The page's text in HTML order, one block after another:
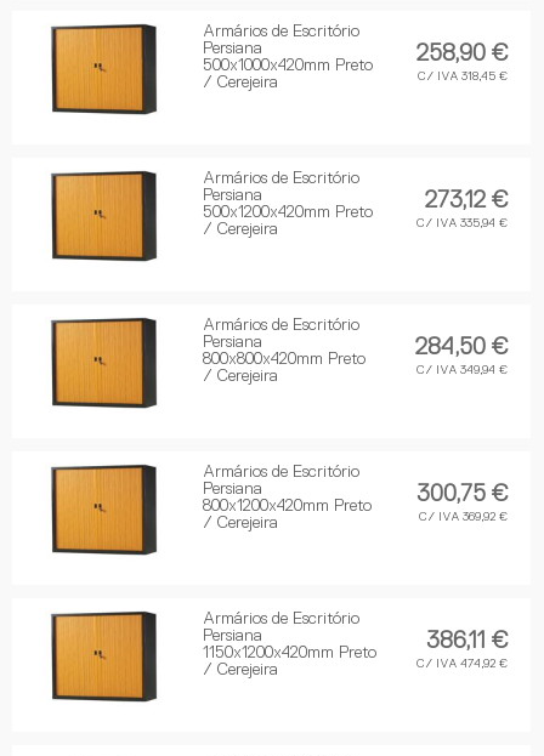
Armários de Escritório
Persiana
500x1000x420mm Preto
/ Cerejeira
258,90 €
C/ IVA 318,45 €
Armários de Escritório
Persiana
500x1200x420mm Preto
/ Cerejeira
273,12 €
C/ IVA 335,94 €
Armários de Escritório
Persiana
800x800x420mm Preto
/ Cerejeira
284,50 €
C/ IVA 349,94 €
Armários de Escritório
Persiana
800x1200x420mm Preto
/ Cerejeira
300,75 €
C/ IVA 369,92 €
Armários de Escritório
Persiana
1150x1200x420mm Preto
/ Cerejeira
386,11 €
C/ IVA 474,92 €